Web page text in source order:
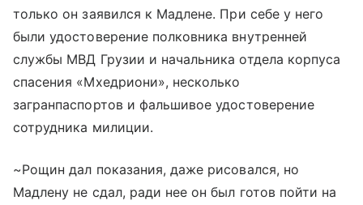
только он заявился к Мадлене. При себе у него
были удостоверение полковника внутренней
службы МВД Грузии и начальника отдела корпуса
спасения «Мхедриони», несколько
загранпаспортов и фальшивое удостоверение
сотрудника милиции.
~Рощин дал показания, даже рисовался, но
Мадлену не сдал, ради нее он был готов пойти на